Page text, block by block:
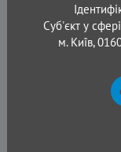
Суб'єкт у
м. Київ,